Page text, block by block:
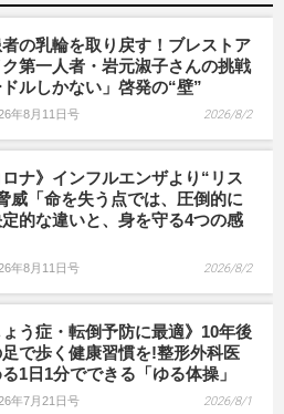
の乳輪を取り戻す！ブレストア
第一人者・岩元淑子さんの挑戦
ルしかない」啓発の“壁”
年8月11日号 2026/8/2
ロナ》インフルエンザより“リス
威「命を失う点では、圧倒的に
的な違いと、身を守る4つの感
年8月11日号 2026/8/2
ょう症・転倒予防に最適》10年後
で歩く健康習慣を!整形外科医
1日1分でできる「ゆる体操」
年7月21日号 2026/8/1